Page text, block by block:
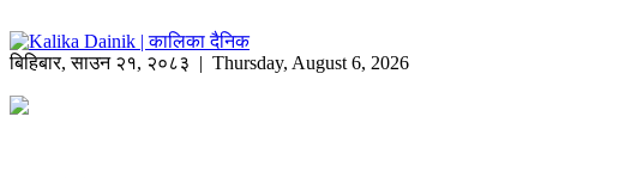
बिहिबार,साउन २१, २०८३ | Thursday, August 6, 2026